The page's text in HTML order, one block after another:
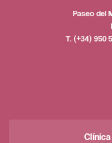
Paseo del
T. (+34) 950